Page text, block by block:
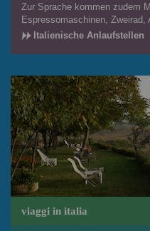
Zur Sprache kommen zudem
Espressomaschinen, Zweirad,
Italienische Anlaufstellen
viaggi in italia